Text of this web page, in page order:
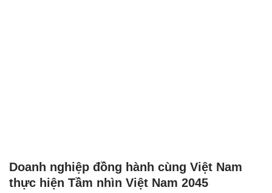
Doanh nghiệp đồng hành cùng Việt Nam
thực hiện Tầm nhìn Việt Nam 2045